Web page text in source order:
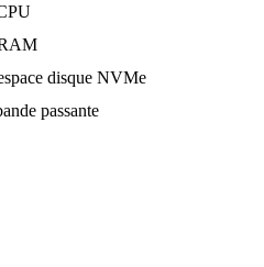
disque NVMe
passante